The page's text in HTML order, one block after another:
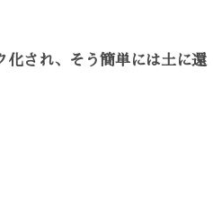
化され、そう簡単には土に還